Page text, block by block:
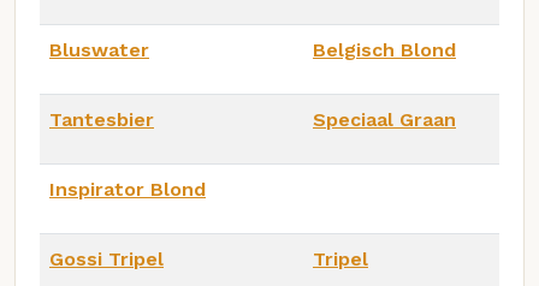
Bluswater Belgisch Blond
Tantesbier Speciaal Graan
Inspirator Blond
Gossi Tripel Tripel